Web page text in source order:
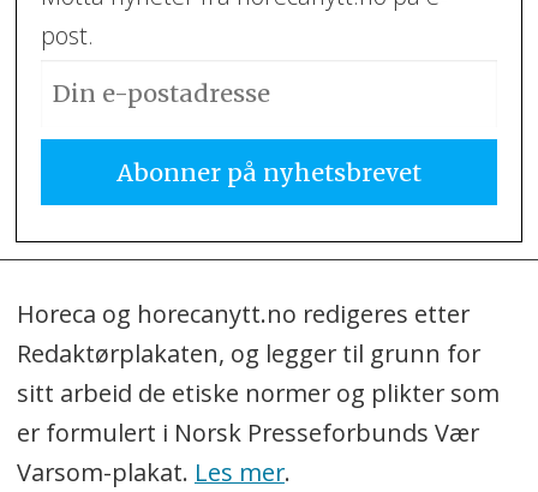
post.
Horeca og horecanytt.no redigeres etter
Redaktørplakaten, og legger til grunn for
sitt arbeid de etiske normer og plikter som
er formulert i Norsk Presseforbunds Vær
Varsom-plakat. Les mer.